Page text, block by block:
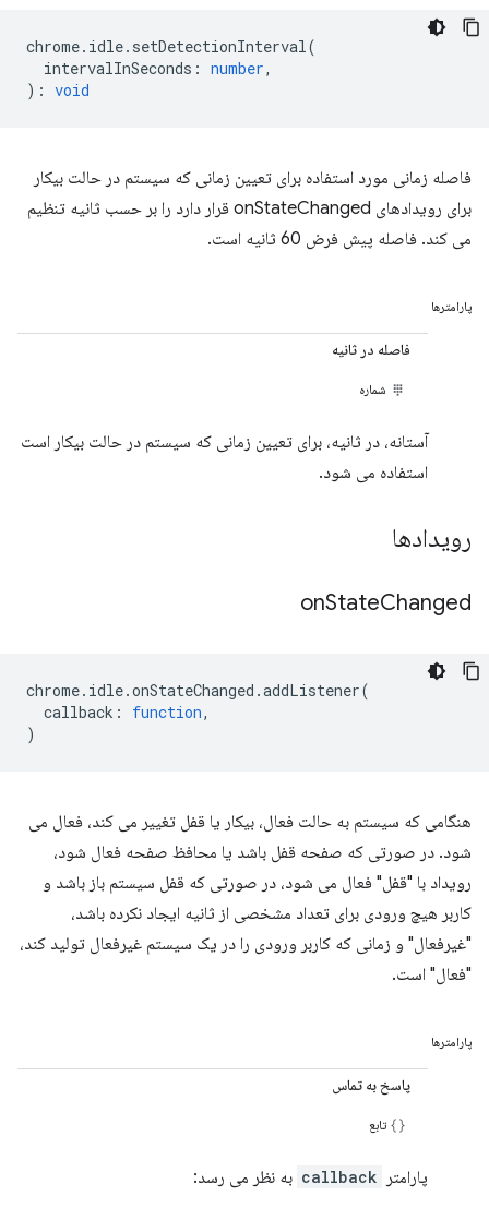
chrome. idle. setDetectionInterval(
intervalInSeconds : number,
) : void
فاصله زمانی مورد استفاده برای تعیین زمانی که سیستم در حالت بیکار
برای رویدادهای onStateChanged قرار دارد را بر حسب ثانیه تنظیم
می کند. فاصله پیش فرض 60 ثانیه است.
پارامترها
فاصله در ثانیه
شماره
آستانه، در ثانیه، برای تعیین زمانی که سیستم در حالت بیکار است
استفاده می شود.
رویدادها
onStateChanged
chrome. idle.onStateChanged .addListener(
callback : function,
)
هنگامی که سیستم به حالت فعال، بیکار یا قفل تغییر می کند، فعال می
شود. در صورتی که صفحه قفل باشد یا محافظ صفحه فعال شود،
رویداد با "قفل" فعال می شود، در صورتی که قفل سیستم باز باشد و
کاربر هیچ ورودی برای تعداد مشخصی از ثانیه ایجاد نکرده باشد،
"غیرفعال" و زمانی که کاربر ورودی را در یک سیستم غیرفعال تولید کند،
"فعال" است.
پارامترها
پاسخ به تماس
تابع
پارامتر callback به نظر می رسد: